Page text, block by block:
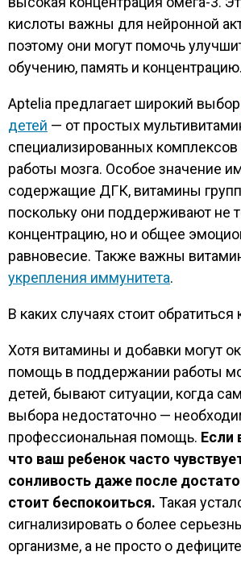
кислоты важны для нейронной
поэтому они могут помочь
обучению, память и концентрацию.
Aptelia предлагает широкий выбор
детей — от простых
специализированных
работы мозга. Особое значение
содержащие ДГК, витамины
поскольку они поддерживают не
концентрацию, но и общее
равновесие. Также важны
укрепления иммунитета.
В каких случаях стоит обратиться
Хотя витамины и добавки могут
помощь в поддержании работы
детей, бывают ситуации, когда
выбора недостаточно —
профессиональная помощь. Если
что ваш ребенок часто
сонливость даже после
стоит беспокоиться. Такая
сигнализировать о более
организме, а не просто о